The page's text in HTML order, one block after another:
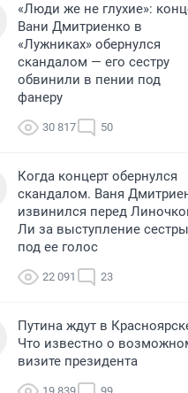
«Люди же не глухие»:
Вани Дмитриенко в
«Лужниках» обернулся
скандалом — его сестру
обвинили в пении под
фанеру
30 817 50
Когда концерт обернулся
скандалом. Ваня
извинился перед
Ли за выступление сестры
под ее голос
22 091 23
Путина ждут в
Что известно о
визите президента